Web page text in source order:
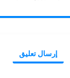
إرسال تعليق